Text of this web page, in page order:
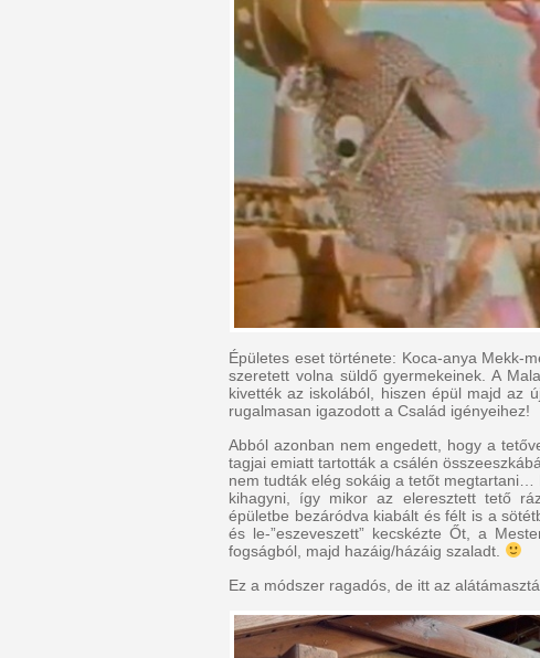
Épületes eset története: Koca-anya Mekk-
szeretett volna süldő gyermekeinek. A
kivették az iskolából, hiszen épül majd az
rugalmasan igazodott a Család igényeihez!
Abból azonban nem engedett, hogy a
tagjai emiatt tartották a csálén
nem tudták elég sokáig a tetőt
kihagyni, így mikor az eleresztett tető
épületbe bezáródva kiabált és félt is a
és le-”eszeveszett” kecskézte Őt, a
fogságból, majd hazáig/házáig szaladt.
Ez a módszer ragadós, de itt az